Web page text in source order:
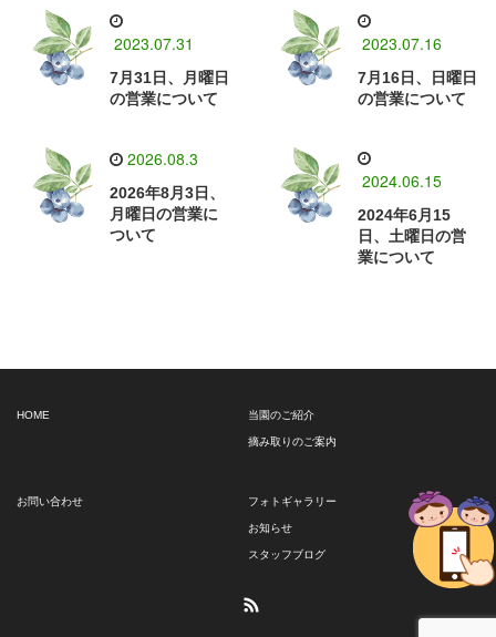
2023.07.31
7月31日、月曜日
の営業について
2023.07.16
7月16日、日曜日
の営業について
2026.08.3
2026年8月3日、
月曜日の営業に
ついて
2024.06.15
2024年6月15
日、土曜日の営
業について
HOME 当園のご紹介
摘み取りのご案内
お問い合わせ フォトギャラリー
お知らせ
スタッフブログ